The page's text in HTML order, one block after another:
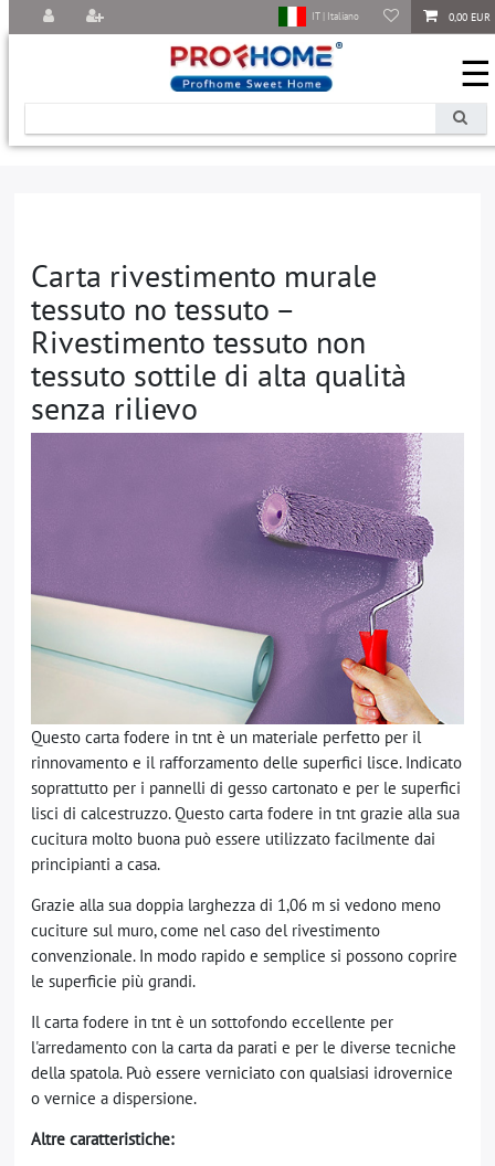
0,00 EUR
IT | Italiano
☰
Carta rivestimento murale
tessuto no tessuto –
Rivestimento tessuto non
tessuto sottile di alta qualità
senza rilievo
Questo carta fodere in tnt è un materiale perfetto per il
rinnovamento e il rafforzamento delle superfici lisce. Indicato
soprattutto per i pannelli di gesso cartonato e per le superfici
lisci di calcestruzzo. Questo carta fodere in tnt grazie alla sua
cucitura molto buona può essere utilizzato facilmente dai
principianti a casa.
Grazie alla sua doppia larghezza di 1,06 m si vedono meno
cuciture sul muro, come nel caso del rivestimento
convenzionale. In modo rapido e semplice si possono coprire
le superficie più grandi.
Il carta fodere in tnt è un sottofondo eccellente per
l'arredamento con la carta da parati e per le diverse tecniche
della spatola. Può essere verniciato con qualsiasi idrovernice
o vernice a dispersione.
Altre caratteristiche: